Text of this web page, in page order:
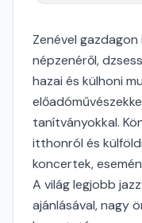
Zenével
népzenéről,
hazai és külhoni
tanítványokkal.
itthonról és
koncertek,
A világ legjobb
ajánlásával, nagy